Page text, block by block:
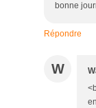
bonne
Répondre
W